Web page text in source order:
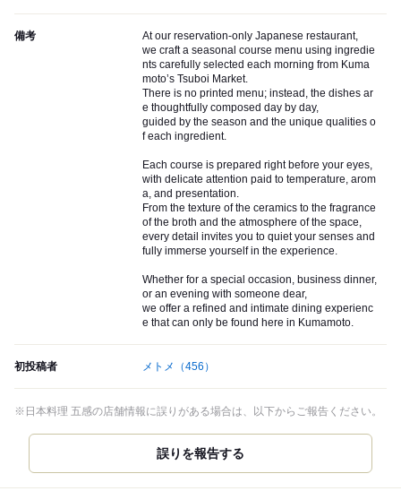
備考
At our reservation-only Japanese restaurant,
we craft a seasonal course menu using ingredie
nts carefully selected each morning from Kuma
moto’s Tsuboi Market.
There is no printed menu; instead, the dishes ar
e thoughtfully composed day by day,
guided by the season and the unique qualities o
f each ingredient.
Each course is prepared right before your eyes,
with delicate attention paid to temperature, arom
a, and presentation.
From the texture of the ceramics to the fragrance
of the broth and the atmosphere of the space,
every detail invites you to quiet your senses and
fully immerse yourself in the experience.
Whether for a special occasion, business dinner,
or an evening with someone dear,
we offer a refined and intimate dining experienc
e that can only be found here in Kumamoto.
初投稿者 メトメ （456）
※日本料理 五感の店舗情報に誤りがある場合は、以下からご報告ください。
誤りを報告する